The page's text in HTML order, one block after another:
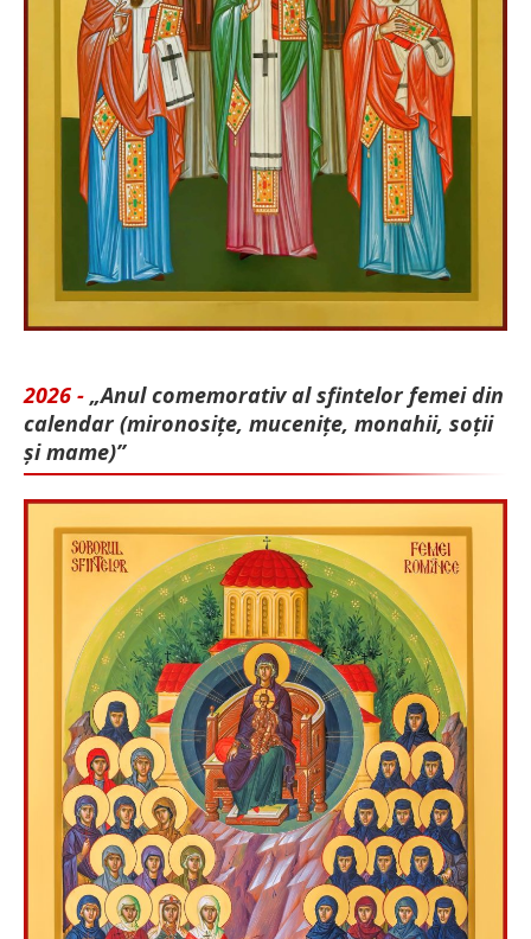
2026 - „Anul comemorativ al sfintelor femei din
calendar (mironosițe, mu­cenițe, monahii, soții
și mame)”